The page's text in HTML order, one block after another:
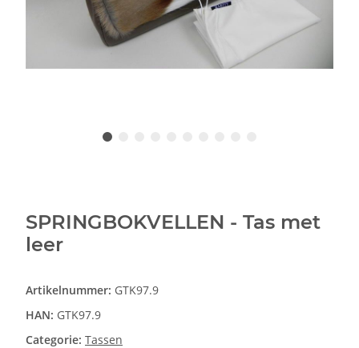
SPRINGBOKVELLEN - Tas met
leer
Artikelnummer: GTK97.9
HAN: GTK97.9
Categorie: Tassen